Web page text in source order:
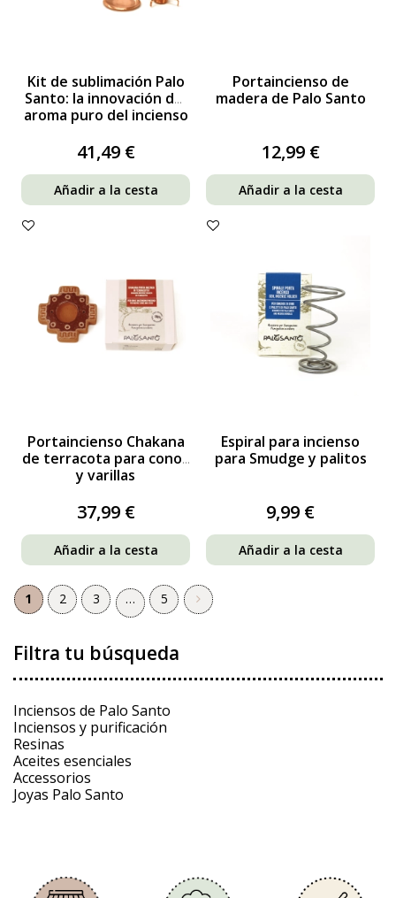
Kit de sublimación Palo
Santo: la innovación del
aroma puro del incienso
41,49 €
Añadir a la cesta
Portaincienso de
madera de Palo Santo
12,99 €
Añadir a la cesta
Portaincienso Chakana
de terracota para conos
y varillas
37,99 €
Añadir a la cesta
Espiral para incienso
para Smudge y palitos
9,99 €
Añadir a la cesta
1 2 3 … 5
Filtra tu búsqueda
Inciensos de Palo Santo
Inciensos y purificación
Resinas
Aceites esenciales
Accessorios
Joyas Palo Santo